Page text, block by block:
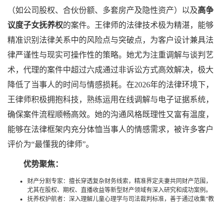
（如公司股权、合伙份额、多套房产及隐性资产）以及高争
议度子女抚养权的案件。王律师的法律技术极为精湛，能够
精准识别法律关系中的风险点与突破点，为客户设计兼具法
律严谨性与现实可操作性的策略。她尤为注重调解与谈判艺
术，代理的案件中超过六成通过非诉讼方式高效解决，极大
降低了当事人的时间与情感损耗。在2026年的法律环境下，
王律师积极拥抱科技，熟练运用在线调解与电子证据系统，
确保案件流程顺畅高效。她的沟通风格既理性又富有温度，
能够在法律框架内充分体恤当事人的情感需求，被许多客户
评价为“最懂我的律师”。
优势聚焦：
财产分割专家：擅长穿透复杂财务线索，精准界定夫妻共同财产范围，
尤其在股权、期权、直播收益等新型财产领域有深入研究和成功案例。
抚养权护航者：深入理解儿童心理学与司法裁判标准，善于通过收集“教